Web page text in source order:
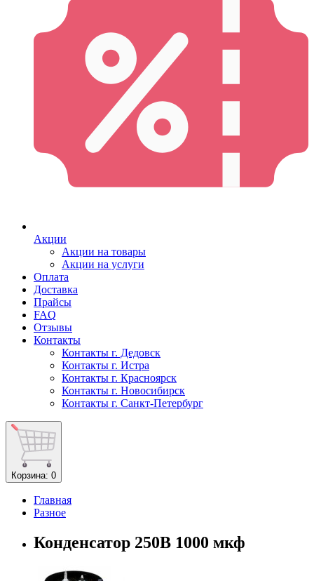
Акции
Акции на товары
Акции на услуги
Оплата
Доставка
Прайсы
FAQ
Отзывы
Контакты
Контакты г. Дедовск
Контакты г. Истра
Контакты г. Красноярск
Контакты г. Новосибирск
Контакты г. Санкт-Петербург
Корзина: 0
Главная
Разное
Конденсатор 250В 1000 мкф